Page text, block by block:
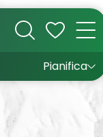
Pianifica
arrivare